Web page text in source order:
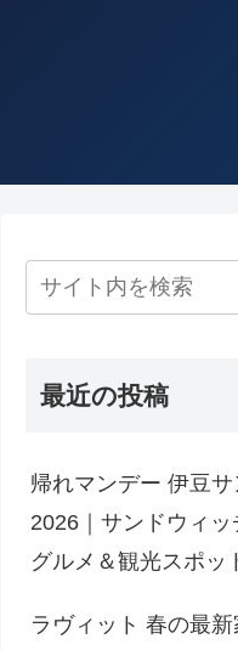
最近の投稿
帰れマンデー 伊豆
2026｜サンドウィ
グルメ＆観光スポッ
ラヴィット 春の最